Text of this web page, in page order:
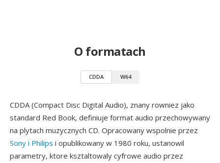
O formatach
CDDA W64
CDDA (Compact Disc Digital Audio), znany rowniez jako
standard Red Book, definiuje format audio przechowywany
na plytach muzycznych CD. Opracowany wspolnie przez
Sony i Philips i opublikowany w 1980 roku, ustanowil
parametry, ktore ksztaltowaly cyfrowe audio przez